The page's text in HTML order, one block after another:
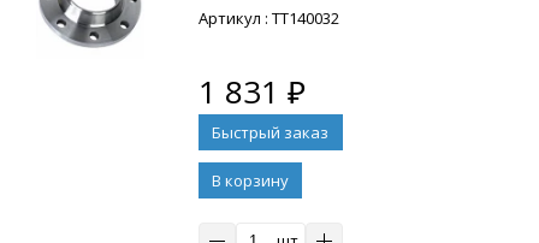
: ТТ140032
1 831 ₽
В корзину